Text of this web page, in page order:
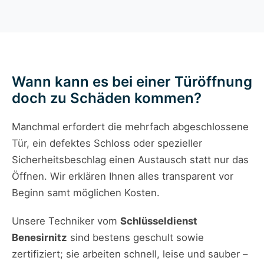
Wann kann es bei einer Türöffnung
doch zu Schäden kommen?
Manchmal erfordert die mehrfach abgeschlossene
Tür, ein defektes Schloss oder spezieller
Sicherheitsbeschlag einen Austausch statt nur das
Öffnen. Wir erklären Ihnen alles transparent vor
Beginn samt möglichen Kosten.
Unsere Techniker vom Schlüsseldienst
Benesirnitz sind bestens geschult sowie
zertifiziert; sie arbeiten schnell, leise und sauber –